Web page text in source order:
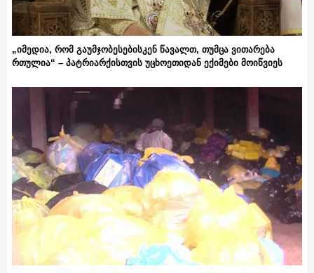
„იმედია, რომ გაუმჯობესებისკენ წავალთ, თუმცა ვითარება
რთულია“ – პატრიარქისთვის უცხოეთიდან ექიმები მოიწვიეს